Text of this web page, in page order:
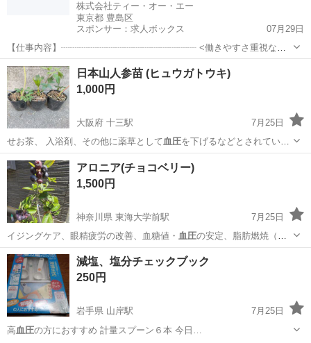
株式会社ティー・オー・エー
東京都 豊島区
スポンサー：求人ボックス
07月29日
【仕事内容】┈┈┈┈┈┈┈┈┈┈┈┈┈┈┈ <働きやすさ重視なら
ココ一択! > 日払いOK×週1日〜OK 夜勤で効率よく、でも無理なく稼
げる警備! 重い作業なし・チーム作業だから安心 ・
┈┈┈┈┈┈┈┈┈┈┈┈┈┈┈ 面接は気軽に...
アルバイト・パート
日本山人参苗 (ヒュウガトウキ)
1,000円
大阪府 十三駅
7月25日
せお茶、 入浴剤、その他に薬草として血圧を下げるなどとされていま
すが 自己…
大阪 大阪市 ヒュウガトウキ
アロニア(チョコベリー)
1,500円
神奈川県 東海大学前駅
7月25日
イジングケア、眼精疲労の改善、血糖値・ 血圧の安定、脂肪燃焼（ダ
イエット）効果が期…
神奈川 秦野市 東海大学前駅 家庭用品
減塩、塩分チェックブック
250円
岩手県 山岸駅
7月25日
高血圧の方におすすめ 計量スプーン６本 今日…